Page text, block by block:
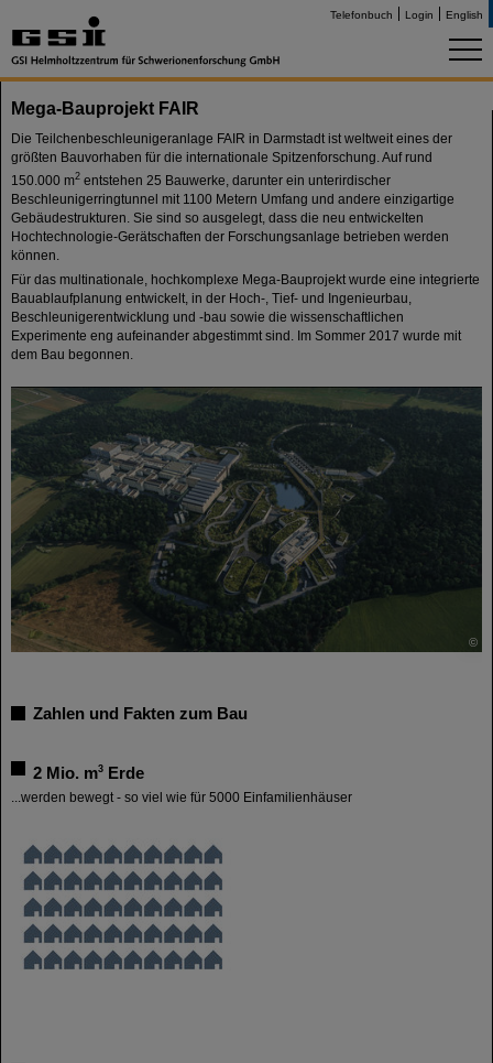
Telefonbuch Login English
Mega-Bauprojekt FAIR
Die Teilchenbeschleunigeranlage FAIR in Darmstadt ist weltweit eines der
größten Bauvorhaben für die internationale Spitzenforschung. Auf rund
150.000 m2 entstehen 25 Bauwerke, darunter ein unterirdischer
Beschleunigerringtunnel mit 1100 Metern Umfang und andere einzigartige
Gebäudestrukturen. Sie sind so ausgelegt, dass die neu entwickelten
Hochtechnologie-Gerätschaften der Forschungsanlage betrieben werden
können.
Für das multinationale, hochkomplexe Mega-Bauprojekt wurde eine integrierte
Bauablaufplanung entwickelt, in der Hoch-, Tief- und Ingenieurbau,
Beschleunigerentwicklung und -bau sowie die wissenschaftlichen
Experimente eng aufeinander abgestimmt sind. Im Sommer 2017 wurde mit
dem Bau begonnen.
©
Zahlen und Fakten zum Bau
2 Mio. m3 Erde
...werden bewegt - so viel wie für 5000 Einfamilienhäuser